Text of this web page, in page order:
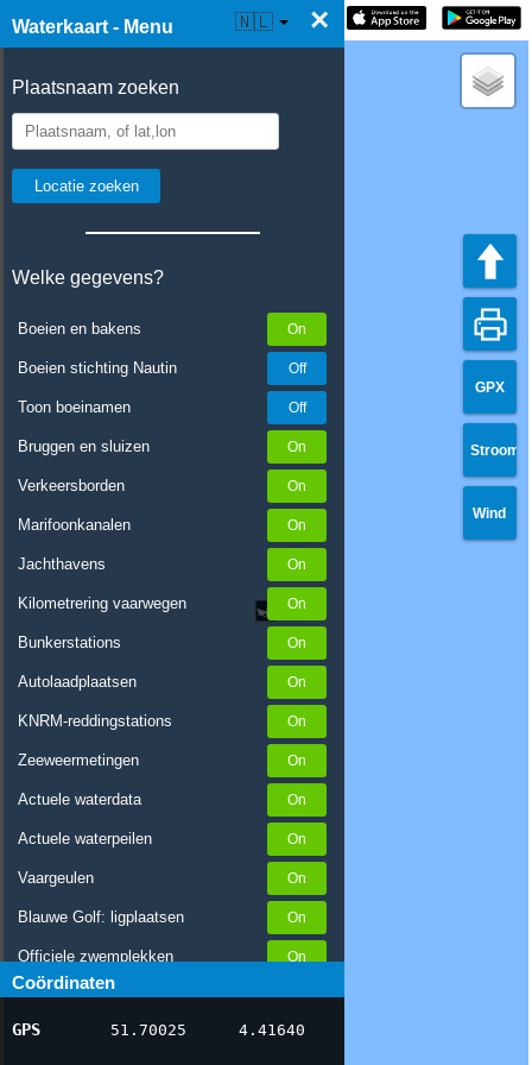
Waterkaart - Menu ×
Plaatsnaam zoeken
Welke gegevens?
Boeien en bakens
Boeien stichting Nautin
Toon boeinamen
Bruggen en sluizen
Verkeersborden
Marifoonkanalen
Jachthavens
Kilometrering vaarwegen
Bunkerstations
Autolaadplaatsen
KNRM-reddingstations
Zeeweermetingen
Actuele waterdata
Actuele waterpeilen
Vaargeulen
Blauwe Golf: ligplaatsen
Officiele zwemplekken
Stremmingen/hinder
AIS scheepsposities
Coördinaten
GPS 51.70025 4.41640
☰ Waterkaart Live 🇳🇱
GPX
Stroom
Wind